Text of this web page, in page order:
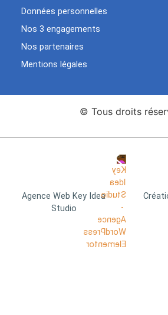
Données personnelles
Nos 3 engagements
Nos partenaires
Mentions légales
© Tous droits
Agence Web Key Idea
Studio